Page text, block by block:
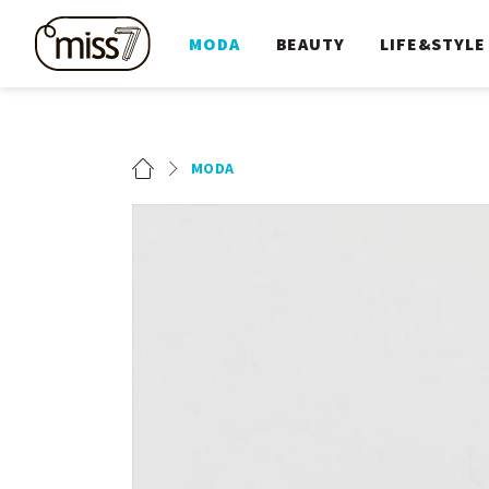
MODA BEAUTY LIFE&STYLE
MODA